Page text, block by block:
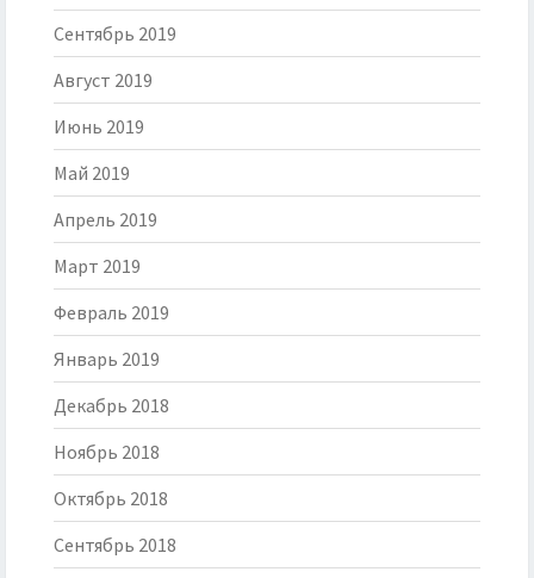
Сентябрь 2019
Август 2019
Июнь 2019
Май 2019
Апрель 2019
Март 2019
Февраль 2019
Январь 2019
Декабрь 2018
Ноябрь 2018
Октябрь 2018
Сентябрь 2018